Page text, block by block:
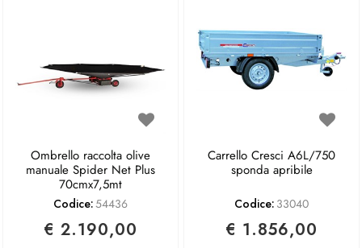
Ombrello raccolta olive
manuale Spider Net Plus
70cmx7,5mt
Codice:54436
€ 2.190,00
Carrello Cresci A6L/750
sponda apribile
Codice: 33040
€ 1.856,00